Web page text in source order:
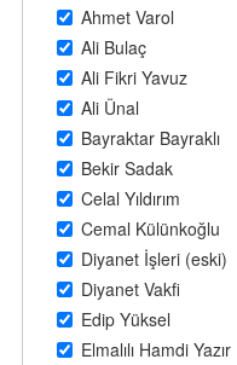
Ahmet Varol
Ali Bulaç
Ali Fikri Yavuz
Ali Ünal
Bayraktar Bayraklı
Bekir Sadak
Celal Yıldırım
Cemal Külünkoğlu
Diyanet İşleri (eski)
Diyanet Vakfi
Edip Yüksel
Elmalılı Hamdi Yazır